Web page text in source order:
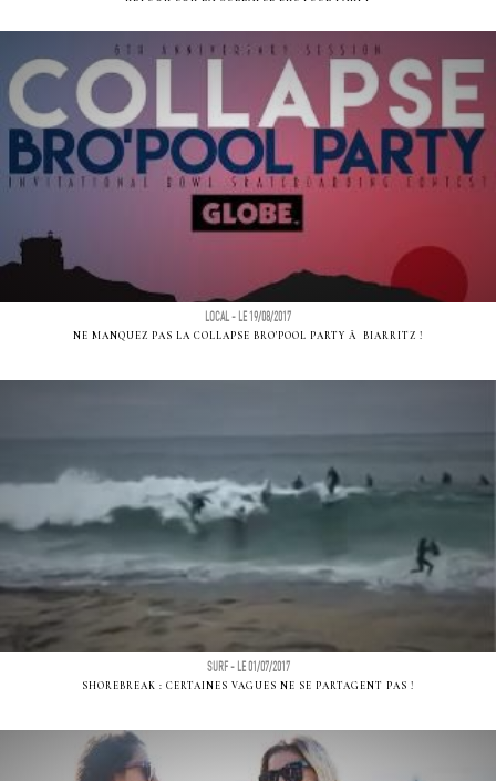
LOCAL - LE 19/08/2017
NE MANQUEZ PAS LA COLLAPSE BRO'POOL PARTY Ã BIARRITZ !
SURF - LE 01/07/2017
SHOREBREAK : CERTAINES VAGUES NE SE PARTAGENT PAS !